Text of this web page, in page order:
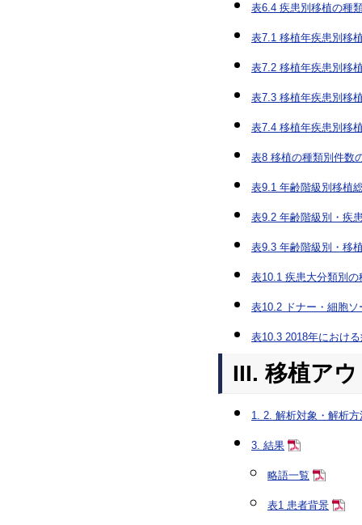
表6.4 疾患別移植の種
表7.1 移植年疾患別移
表7.2 移植年疾患別移
表7.3 移植年疾患別移
表7.4 移植年疾患別移
表8 移植の種類別件数
表9.1 年齢階級別移植
表9.2 年齢階級別・疾
表9.3 年齢階級別・移
表10.1 疾患大分類別
表10.2 ドナー・細胞
表10.3 2018年におけ
III. 移植ア
1. 2. 解析対象・解析方
3. 結果
略語一覧
表1 患者背景